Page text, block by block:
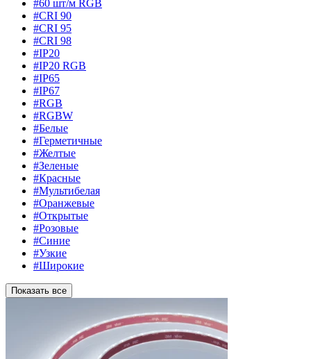
#60 шт/м RGB
#CRI 90
#CRI 95
#CRI 98
#IP20
#IP20 RGB
#IP65
#IP67
#RGB
#RGBW
#Белые
#Герметичные
#Желтые
#Зеленые
#Красные
#Мультибелая
#Оранжевые
#Открытые
#Розовые
#Синие
#Узкие
#Широкие
Показать все